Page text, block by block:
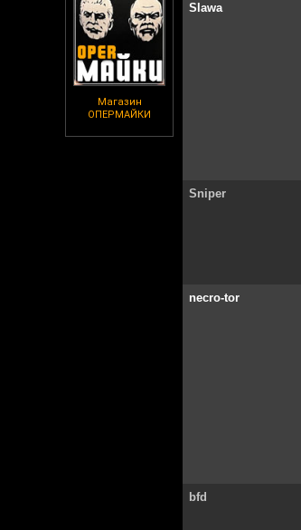
Магазин
ОПЕРМАЙКИ
Slawa
Sniper
necro-tor
bfd